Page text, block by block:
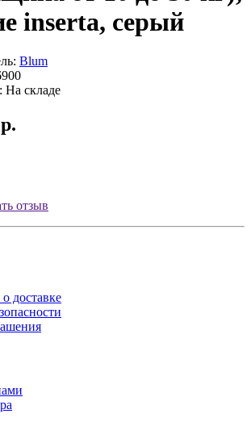
inserta, серый
Blum
На складе
отзыв
доставке